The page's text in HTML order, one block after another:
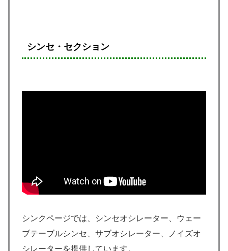
シンセ・セクション
シンクページでは、シンセオシレーター、ウェー
ブテーブルシンセ、サブオシレーター、ノイズオ
シレーターを提供しています。